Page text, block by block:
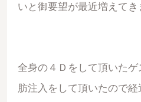
いと御要望が最近増えてき
全身の４Ｄをして頂いた
肪注入をして頂いたので経